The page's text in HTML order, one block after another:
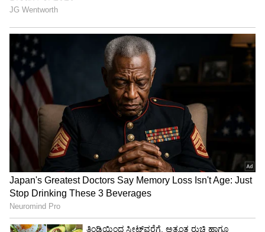
ಚತುರ್ಗ್ರಹಿ ಯೋಗವು ಕನ್ಯಾ ರಾಶಿಯವರ ಜೀವನದಲ್ಲಿ
ಪ್ರಯೋಜನಗಳನ್ನು ಪಡೆಯುವಿರಿ. ಕೆಲಸ ಮಾಡುವ ಸ್ಥಳದಲ್ಲಿ
ಮೇಲಧಿಕಾರಿಗಳಿಂದ ಉತ್ತಮ ಪ್ರಶಂಸೆ ಸಿಗಲಿದೆ. ಬಡ್ತಿ ಸಿಗುವ
ಸಾಧ್ಯತೆಗಳು ಹೆಚ್ಚಾಗಿವೆ.
LATEST VIDEOS